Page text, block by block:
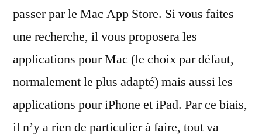
passer par le Mac App Store. Si vous faites
une recherche, il vous proposera les
applications pour Mac (le choix par défaut,
normalement le plus adapté) mais aussi les
applications pour iPhone et iPad. Par ce biais,
il n’y a rien de particulier à faire, tout va